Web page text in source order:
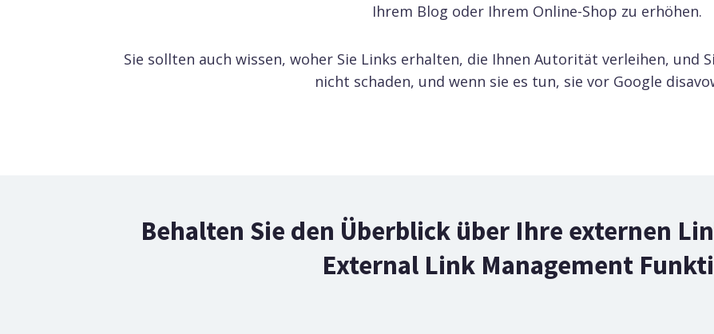
Ihrem Blog oder Ihrem Online-Shop zu erhöhen.
Sie sollten auch wissen, woher Sie Links erhalten, die Ihnen Autorität verleihen, und
nicht schaden, und wenn sie es tun, sie vor Google
Behalten Sie den Überblick über Ihre externen
External Link Management